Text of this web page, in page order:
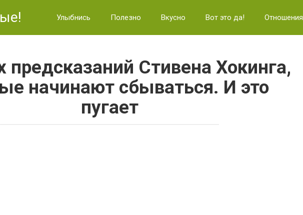
Улыбнись Полезно Вкусно Вот это да! Отношения
предсказаний Стивена Хокинга,
начинают сбываться. И это
пугaет